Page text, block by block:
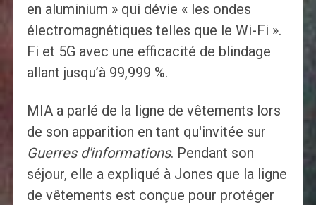
en aluminium » qui dévie « les ondes
électromagnétiques telles que le Wi-Fi ».
Fi et 5G avec une efficacité de blindage
allant jusqu’à 99,999 %.
MIA a parlé de la ligne de vêtements lors
de son apparition en tant qu'invitée sur
Guerres d'informations. Pendant son
séjour, elle a expliqué à Jones que la ligne
de vêtements est conçue pour protéger